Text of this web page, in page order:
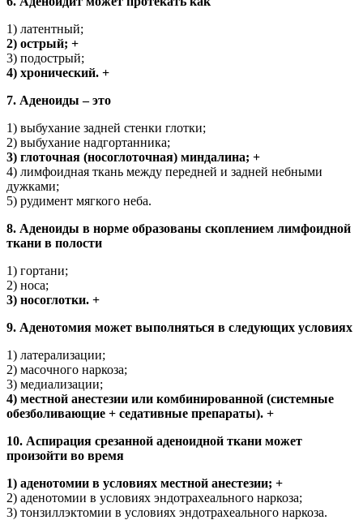
1) латентный;
2) острый; +
3) подострый;
4) хронический. +
7. Аденоиды – это
1) выбухание задней стенки глотки;
2) выбухание надгортанника;
3) глоточная (носоглоточная) миндалина; +
4) лимфоидная ткань между передней и задней небными
дужками;
5) рудимент мягкого неба.
8. Аденоиды в норме образованы скоплением лимфоидной
ткани в полости
1) гортани;
2) носа;
3) носоглотки. +
9. Аденотомия может выполняться в следующих условиях
1) латерализации;
2) масочного наркоза;
3) медиализации;
4) местной анестезии или комбинированной (системные
обезболивающие + седативные препараты). +
10. Аспирация срезанной аденоидной ткани может
произойти во время
1) аденотомии в условиях местной анестезии; +
2) аденотомии в условиях эндотрахеального наркоза;
3) тонзиллэктомии в условиях эндотрахеального наркоза.